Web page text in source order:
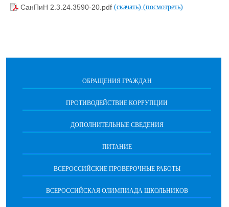
СанПиН 2.3.24.3590-20.pdf (скачать) (посмотреть)
ОБРАЩЕНИЯ ГРАЖДАН
ПРОТИВОДЕЙСТВИЕ КОРРУПЦИИ
ДОПОЛНИТЕЛЬНЫЕ СВЕДЕНИЯ
ПИТАНИЕ
ВСЕРОССИЙСКИЕ ПРОВЕРОЧНЫЕ РАБОТЫ
ВСЕРОССИЙСКАЯ ОЛИМПИАДА ШКОЛЬНИКОВ